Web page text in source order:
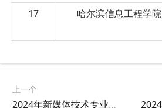
17
哈尔滨信息工程学院
上一个
2024年新媒体技术专业大学排名及评级结果